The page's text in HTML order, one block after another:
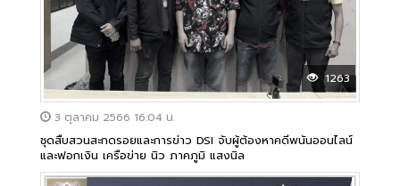
1263
3 ตุลาคม 2566 16:04 น.
ชุดสืบสวนสะกดรอยและการข่าว DSI จับผู้ต้องหาคดีพนันออนไลน์
และฟอกเงิน เครือข่าย นิว ภาคภูมิ แสงนิล